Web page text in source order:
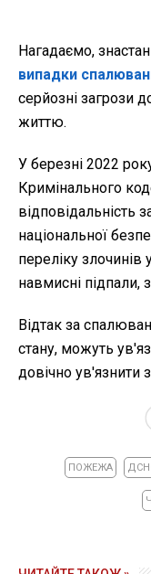
Нагадаємо,
випадки
серйозні загрози
життю.
У березні 2022
Кримінального
відповідальність
національної
переліку злочинів
навмисні підпали,
Відтак за
стану, можуть
довічно ув'язнити
ПОЖЕЖА